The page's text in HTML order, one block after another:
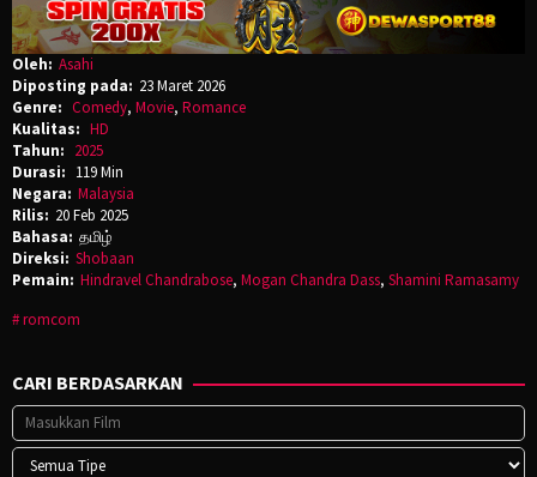
Oleh: Asahi
Diposting pada: 23 Maret 2026
Genre: Comedy, Movie, Romance
Kualitas: HD
Tahun: 2025
Durasi: 119 Min
Negara: Malaysia
Rilis: 20 Feb 2025
Bahasa: தமிழ்
Direksi: Shobaan
Pemain: Hindravel Chandrabose, Mogan Chandra Dass, Shamini Ramasamy
romcom
CARI BERDASARKAN